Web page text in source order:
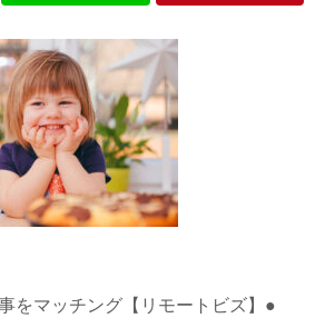
をマッチング【リモートビズ】●